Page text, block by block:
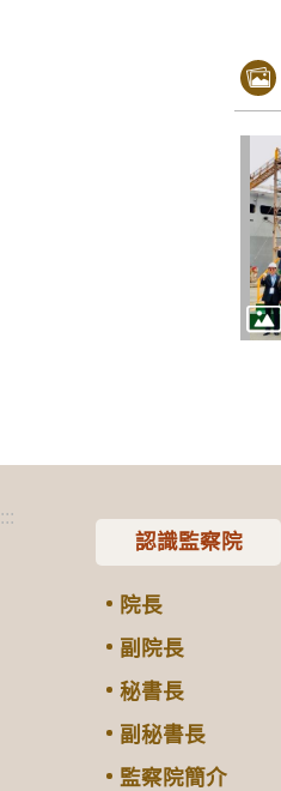
:::
認識監察院
院長
副院長
秘書長
副秘書長
監察院簡介